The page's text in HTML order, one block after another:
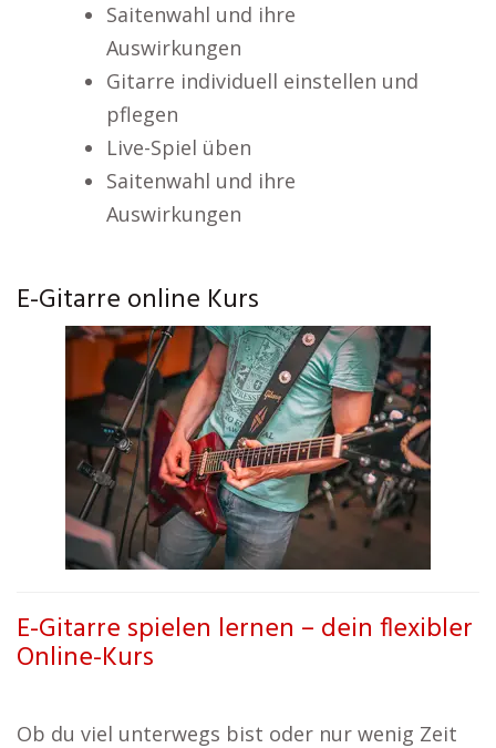
Saitenwahl und ihre
Auswirkungen
Gitarre individuell einstellen und
pflegen
Live-Spiel üben
Saitenwahl und ihre
Auswirkungen
E-Gitarre online Kurs
E-Gitarre spielen lernen – dein flexibler
Online-Kurs
Ob du viel unterwegs bist oder nur wenig Zeit